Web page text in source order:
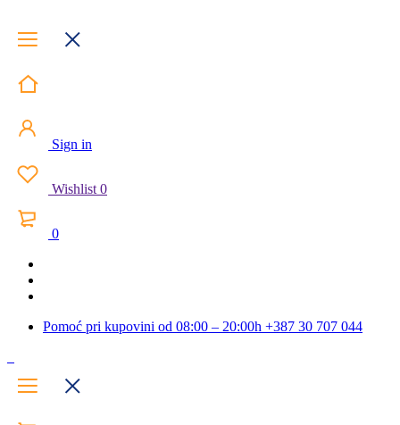
Sign in
Wishlist 0
0
Pomoć pri kupovini od 08:00 – 20:00h +387 30 707 044